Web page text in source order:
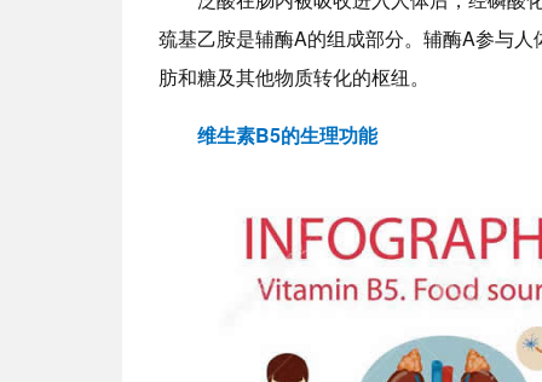
巯基乙胺是辅酶A的组成部分。辅酶A参与
肪和糖及其他物质转化的枢纽。
维生素B5的生理功能